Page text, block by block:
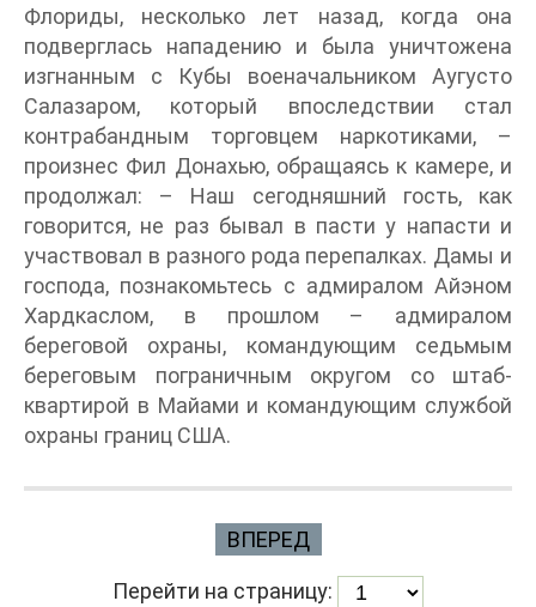
Флориды, несколько лет назад, когда она
подверглась нападению и была уничтожена
изгнанным с Кубы военачальником Аугусто
Салазаром, который впоследствии стал
контрабандным торговцем наркотиками, –
произнес Фил Донахью, обращаясь к камере, и
продолжал: – Наш сегодняшний гость, как
говорится, не раз бывал в пасти у напасти и
участвовал в разного рода перепалках. Дамы и
господа, познакомьтесь с адмиралом Айэном
Хардкаслом, в прошлом – адмиралом
береговой охраны, командующим седьмым
береговым пограничным округом со штаб-
квартирой в Майами и командующим службой
охраны границ США.
ВПЕРЕД
Перейти на страницу: